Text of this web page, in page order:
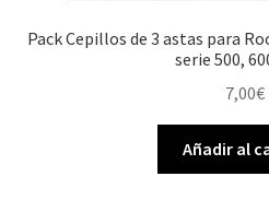
Pack Cepillos de 3 astas para
serie 500,
7,00€
Añadir al